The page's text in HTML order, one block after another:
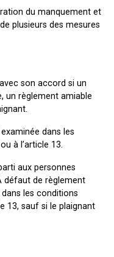
du manquement et
plusieurs des mesures
son accord si un
un règlement amiable
dans les
à l’article 13.
aux personnes
défaut de règlement
les conditions
13, sauf si le plaignant